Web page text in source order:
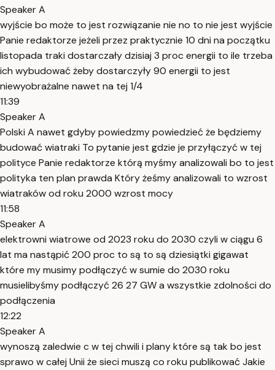
Speaker A
wyjście bo może to jest rozwiązanie nie no to nie jest wyjście
Panie redaktorze jeżeli przez praktycznie 10 dni na początku
listopada traki dostarczały dzisiaj 3 proc energii to ile trzeba
ich wybudować żeby dostarczyły 90 energii to jest
niewyobrażalne nawet na tej 1/4
11:39
Speaker A
Polski A nawet gdyby powiedzmy powiedzieć że będziemy
budować wiatraki To pytanie jest gdzie je przyłączyć w tej
polityce Panie redaktorze którą myśmy analizowali bo to jest
polityka ten plan prawda Który żeśmy analizowali to wzrost
wiatraków od roku 2000 wzrost mocy
11:58
Speaker A
elektrowni wiatrowe od 2023 roku do 2030 czyli w ciągu 6
lat ma nastąpić 200 proc to są to są dziesiątki gigawat
które my musimy podłączyć w sumie do 2030 roku
musielibyśmy podłączyć 26 27 GW a wszystkie zdolności do
podłączenia
12:22
Speaker A
wynoszą zaledwie c w tej chwili i plany które są tak bo jest
sprawo w całej Unii że sieci muszą co roku publikować Jakie